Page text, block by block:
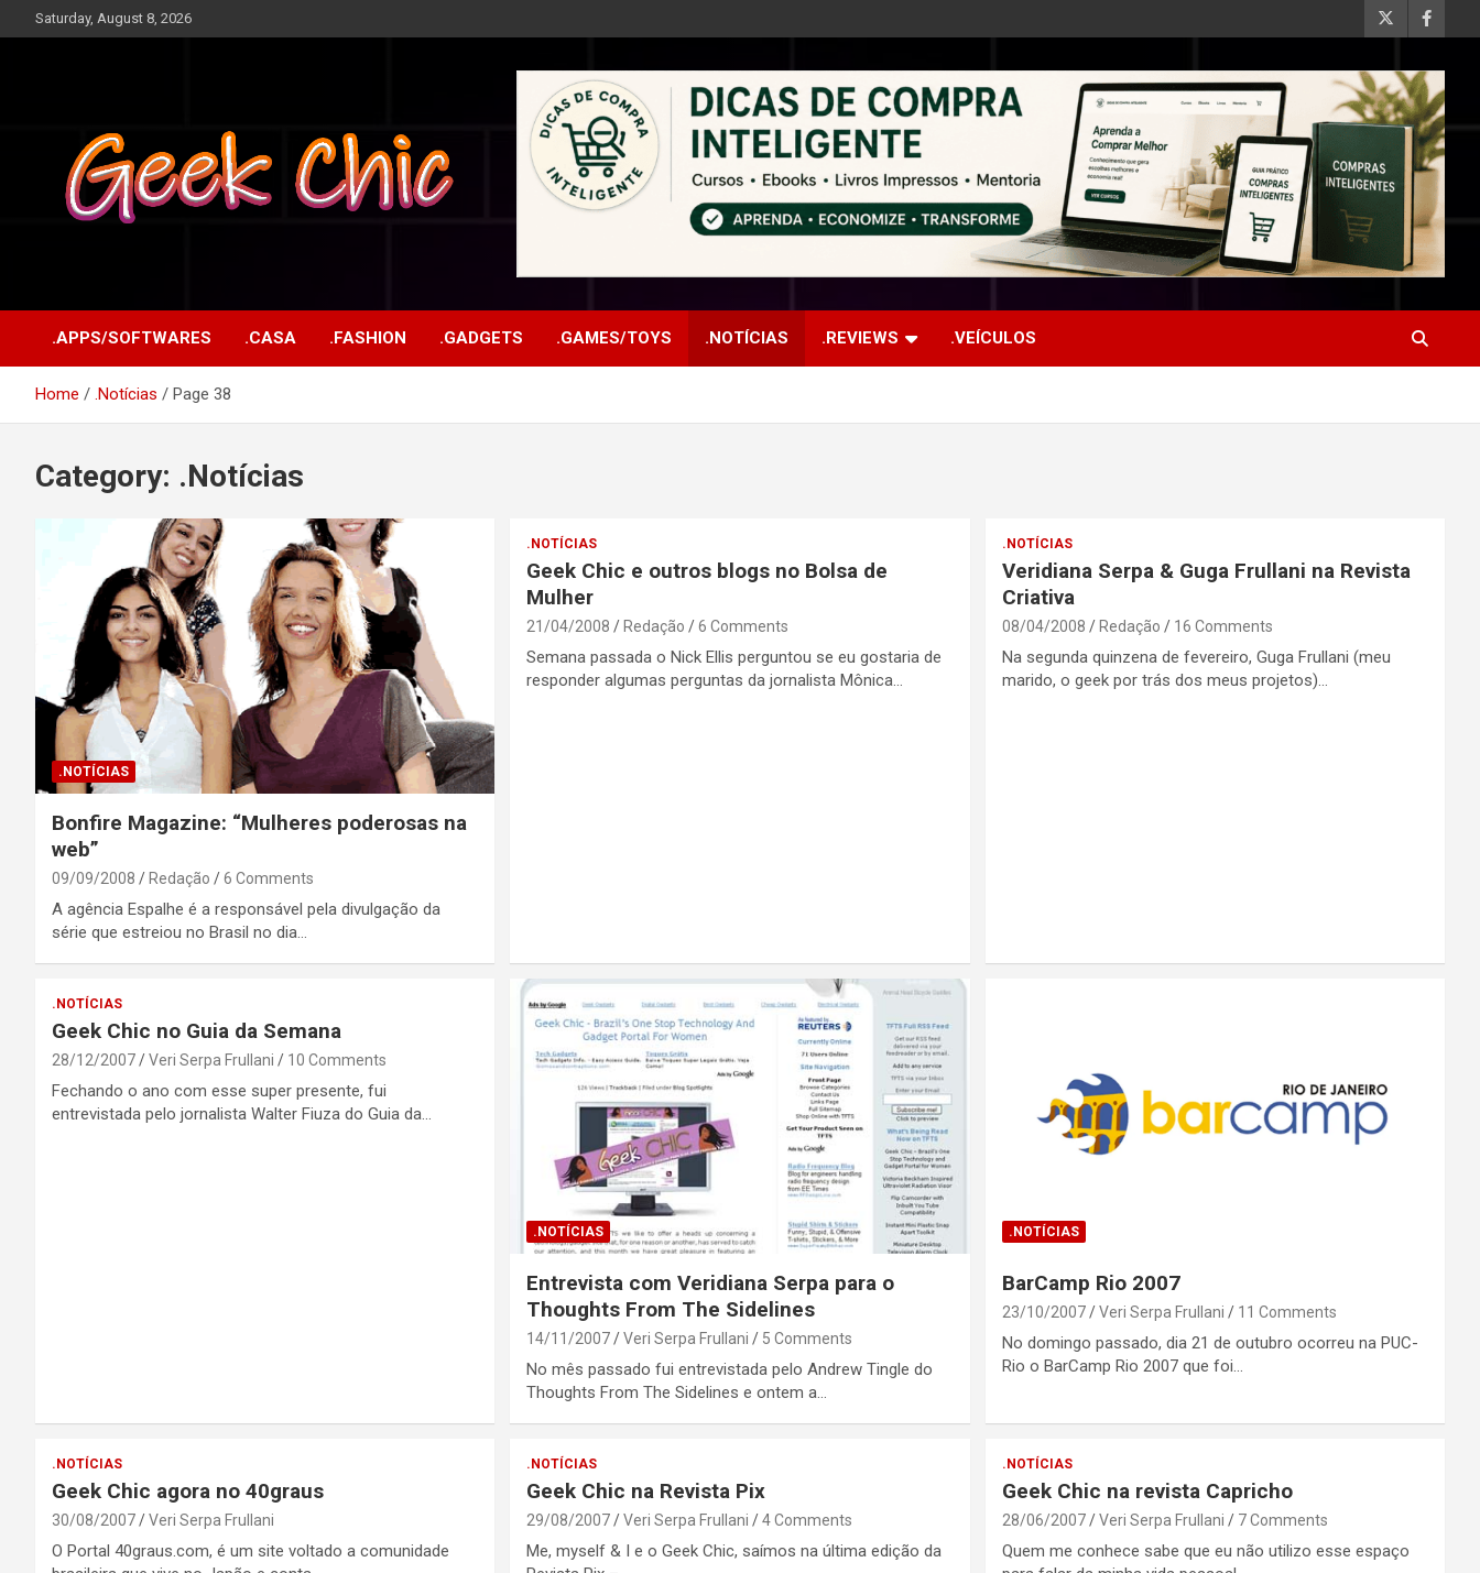
to
Saturday, August 8, 2026
.APPS/SOFTWARES .CASA .FASHION .GADGETS .GAMES/TOYS .NOTÍCIAS .REVIEWS .VEÍCULOS
Home .Notícias Page 38
Category: .Notícias
.NOTÍCIAS
Bonfire Magazine: “Mulheres poderosas na
web”
09/09/2008 Redação 6 Comments
A agência Espalhe é a responsável pela divulgação da
série que estreiou no Brasil no dia…
.NOTÍCIAS
Geek Chic e outros blogs no Bolsa de
Mulher
21/04/2008 Redação 6 Comments
Semana passada o Nick Ellis perguntou se eu gostaria de
responder algumas perguntas da jornalista Mônica…
.NOTÍCIAS
Veridiana Serpa & Guga Frullani na Revista
Criativa
08/04/2008 Redação 16 Comments
Na segunda quinzena de fevereiro, Guga Frullani (meu
marido, o geek por trás dos meus projetos)…
.NOTÍCIAS
Geek Chic no Guia da Semana
28/12/2007 Veri Serpa Frullani 10 Comments
Fechando o ano com esse super presente, fui
entrevistada pelo jornalista Walter Fiuza do Guia da…
.NOTÍCIAS
Entrevista com Veridiana Serpa para o
Thoughts From The Sidelines
14/11/2007 Veri Serpa Frullani 5 Comments
No mês passado fui entrevistada pelo Andrew Tingle do
Thoughts From The Sidelines e ontem a…
.NOTÍCIAS
BarCamp Rio 2007
23/10/2007 Veri Serpa Frullani 11 Comments
No domingo passado, dia 21 de outubro ocorreu na PUC-
Rio o BarCamp Rio 2007 que foi…
.NOTÍCIAS
Geek Chic agora no 40graus
30/08/2007 Veri Serpa Frullani
O Portal 40graus.com, é um site voltado a comunidade
.NOTÍCIAS
Geek Chic na Revista Pix
29/08/2007 Veri Serpa Frullani 4 Comments
Me, myself & I e o Geek Chic, saímos na última edição da
.NOTÍCIAS
Geek Chic na revista Capricho
28/06/2007 Veri Serpa Frullani 7 Comments
Quem me conhece sabe que eu não utilizo esse espaço